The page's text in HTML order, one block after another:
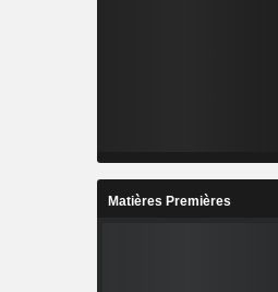
Matières Premières